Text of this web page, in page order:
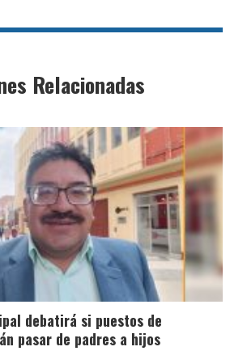
Relacionadas
debatirá si puestos de
pasar de padres a hijos